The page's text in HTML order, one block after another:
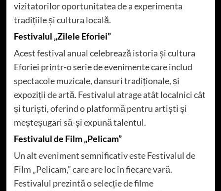
vizitatorilor oportunitatea de a experimenta
tradițiile și cultura locală.
Festivalul „Zilele Eforiei”
Acest festival anual celebrează istoria și cultura
Eforiei printr-o serie de evenimente care includ
spectacole muzicale, dansuri tradiționale, și
expoziții de artă. Festivalul atrage atât localnici cât
și turiști, oferind o platformă pentru artiști și
meșteșugari să-și expună talentul.
Festivalul de Film „Pelicam”
Un alt eveniment semnificativ este Festivalul de
Film „Pelicam,” care are loc în fiecare vară.
Festivalul prezintă o selecție de filme